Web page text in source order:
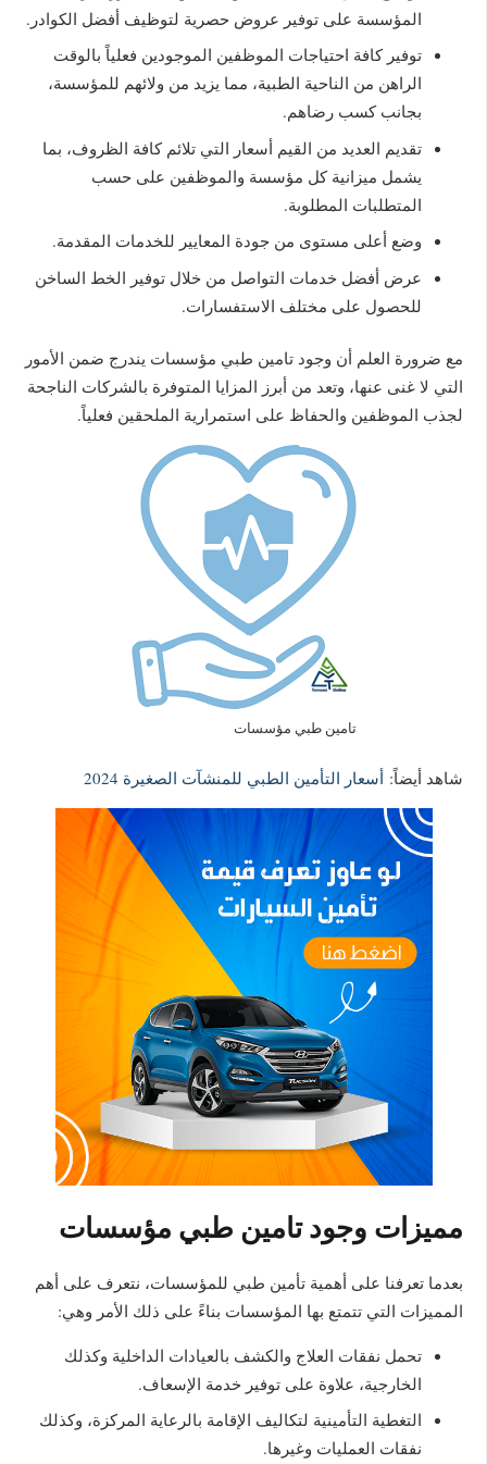
المؤسسة على توفير عروض حصرية لتوظيف أفضل الكوادر.
توفير كافة احتياجات الموظفين الموجودين فعلياً بالوقت
الراهن من الناحية الطبية، مما يزيد من ولائهم للمؤسسة،
بجانب كسب رضاهم.
تقديم العديد من القيم أسعار التي تلائم كافة الظروف، بما
يشمل ميزانية كل مؤسسة والموظفين على حسب
المتطلبات المطلوبة.
وضع أعلى مستوى من جودة المعايير للخدمات المقدمة.
عرض أفضل خدمات التواصل من خلال توفير الخط الساخن
للحصول على مختلف الاستفسارات.
مع ضرورة العلم أن وجود تامين طبي مؤسسات يندرج ضمن الأمور
التي لا غنى عنها، وتعد من أبرز المزايا المتوفرة بالشركات الناجحة
لجذب الموظفين والحفاظ على استمرارية الملحقين فعلياً.
تامين طبي مؤسسات
شاهد أيضاً:أسعار التأمين الطبي للمنشآت الصغيرة 2024
مميزات وجود تامين طبي مؤسسات
بعدما تعرفنا على أهمية تأمين طبي للمؤسسات، نتعرف على أهم
المميزات التي تتمتع بها المؤسسات بناءً على ذلك الأمر وهي:
تحمل نفقات العلاج والكشف بالعيادات الداخلية وكذلك
الخارجية، علاوة على توفير خدمة الإسعاف.
التغطية التأمينية لتكاليف الإقامة بالرعاية المركزة، وكذلك
نفقات العمليات وغيرها.